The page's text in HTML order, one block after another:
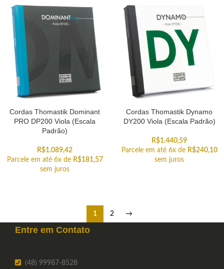
Cordas Thomastik Dominant
PRO DP200 Viola (Escala
Padrão)
R$1.089,42
Parcele em até 6x de R$181,57
sem juros
Cordas Thomastik Dynamo
DY200 Viola (Escala Padrão)
R$1.440,59
Parcele em até 6x de R$240,10
sem juros
1 2 →
Entre em Contato
(48) 99987-8528